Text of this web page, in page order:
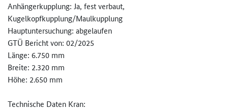
Anhängerkupplung: Ja, fest verbaut,
Kugelkopfkupplung/Maulkupplung
Hauptuntersuchung: abgelaufen
GTÜ Bericht von: 02/2025
Länge: 6.750 mm
Breite: 2.320 mm
Höhe: 2.650 mm
Technische Daten Kran: